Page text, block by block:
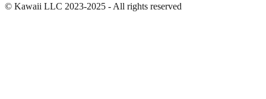
© Kawaii LLC 2023-2025 - All rights reserved